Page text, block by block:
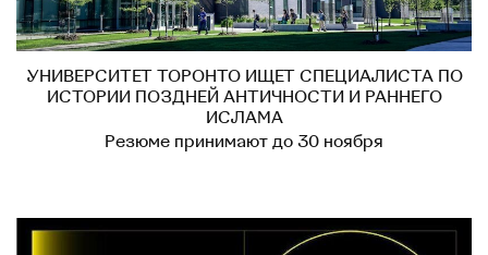
УНИВЕРСИТЕТ ТОРОНТО ИЩЕТ СПЕЦИАЛИСТА ПО
ИСТОРИИ ПОЗДНЕЙ АНТИЧНОСТИ И РАННЕГО
ИСЛАМА
Резюме принимают до 30 ноября